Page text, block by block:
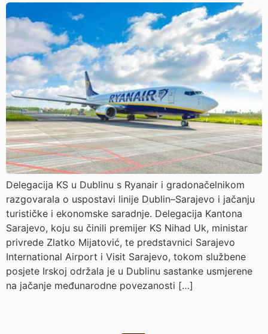
Delegacija KS u Dublinu s Ryanair i gradonačelnikom
razgovarala o uspostavi linije Dublin–Sarajevo i jačanju
turističke i ekonomske saradnje. Delegacija Kantona
Sarajevo, koju su činili premijer KS Nihad Uk, ministar
privrede Zlatko Mijatović, te predstavnici Sarajevo
International Airport i Visit Sarajevo, tokom službene
posjete Irskoj održala je u Dublinu sastanke usmjerene
na jačanje međunarodne povezanosti […]